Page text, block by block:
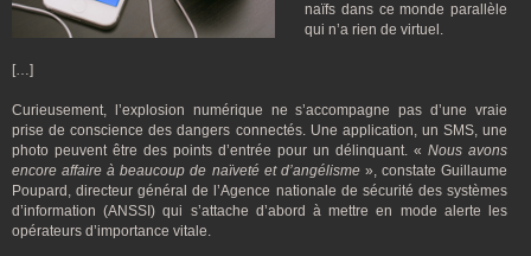
naïfs dans ce monde parallèle
qui n’a rien de virtuel.
[…]
Curieusement, l’explosion numérique ne s’accompagne pas d’une vraie
prise de conscience des dangers connectés. Une application, un SMS, une
photo peuvent être des points d’entrée pour un délinquant. « Nous avons
encore affaire à beaucoup de naïveté et d’angélisme», constate Guillaume
Poupard, directeur général de l’Agence nationale de sécurité des systèmes
d’information (ANSSI) qui s’attache d’abord à mettre en mode alerte les
opérateurs d’importance vitale.